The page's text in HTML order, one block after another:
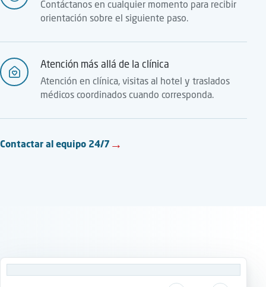
Contáctanos en cualquier momento para recibir
orientación sobre el siguiente paso.
Atención más allá de la clínica
Atención en clínica, visitas al hotel y traslados
médicos coordinados cuando corresponda.
Contactar al equipo 24/7 →